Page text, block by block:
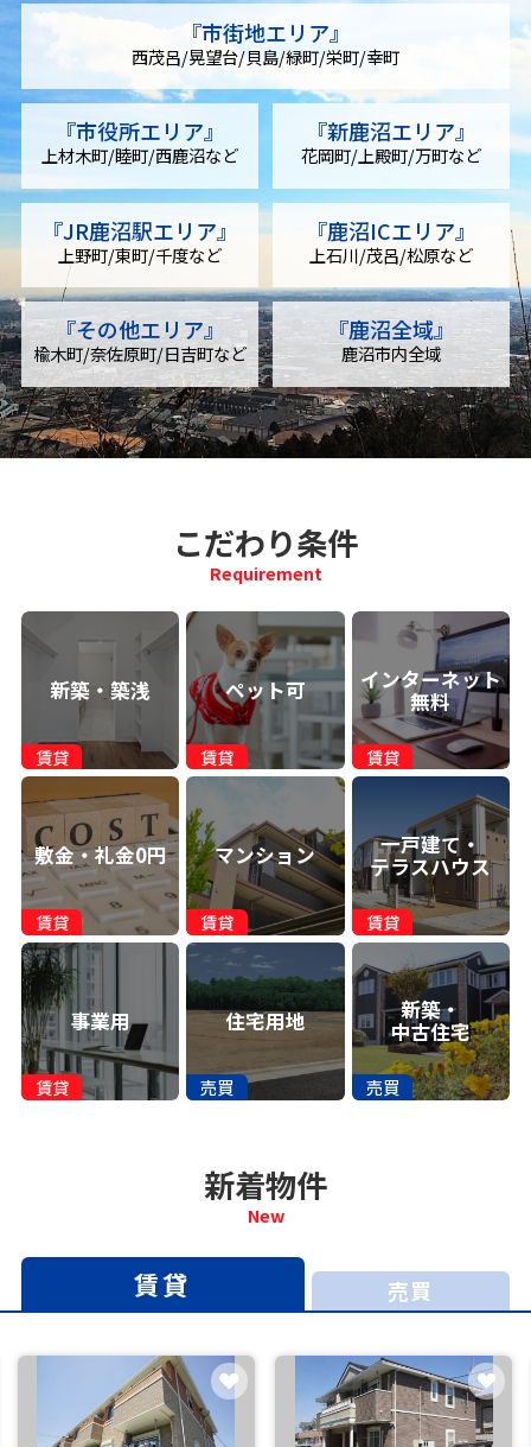
『市街地エリア』
⻄茂呂/晃望台/⾙島/緑町/栄町/幸町
『市役所エリア』
上材⽊町/睦町/⻄⿅沼など
『新鹿沼エリア』
花岡町/上殿町/万町など
『JR鹿沼駅エリア』
上野町/東町/千度など
『鹿沼ICエリア』
上⽯川/茂呂/松原など
『その他エリア』
楡⽊町/奈佐原町/⽇吉町など
『鹿沼全域』
鹿沼市内全域
こだわり条件
Requirement
新築・築浅 ペット可 インターネット
無料
敷金・礼金0円 マンション 一戸建て・
テラスハウス
事業用 住宅用地 新築・
中古住宅
新着物件
New
賃貸 売買